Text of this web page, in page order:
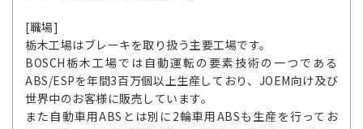
[職場]
栃木工場はブレーキを取り扱う主要工場です。
BOSCH栃木工場では自動運転の要素技術の一つである
ABS/ESPを年間3百万個以上生産しており、JOEM向け及び
世界中のお客様に販売しています。
また自動車用ABSとは別に2輪車用ABSも生産を行ってお